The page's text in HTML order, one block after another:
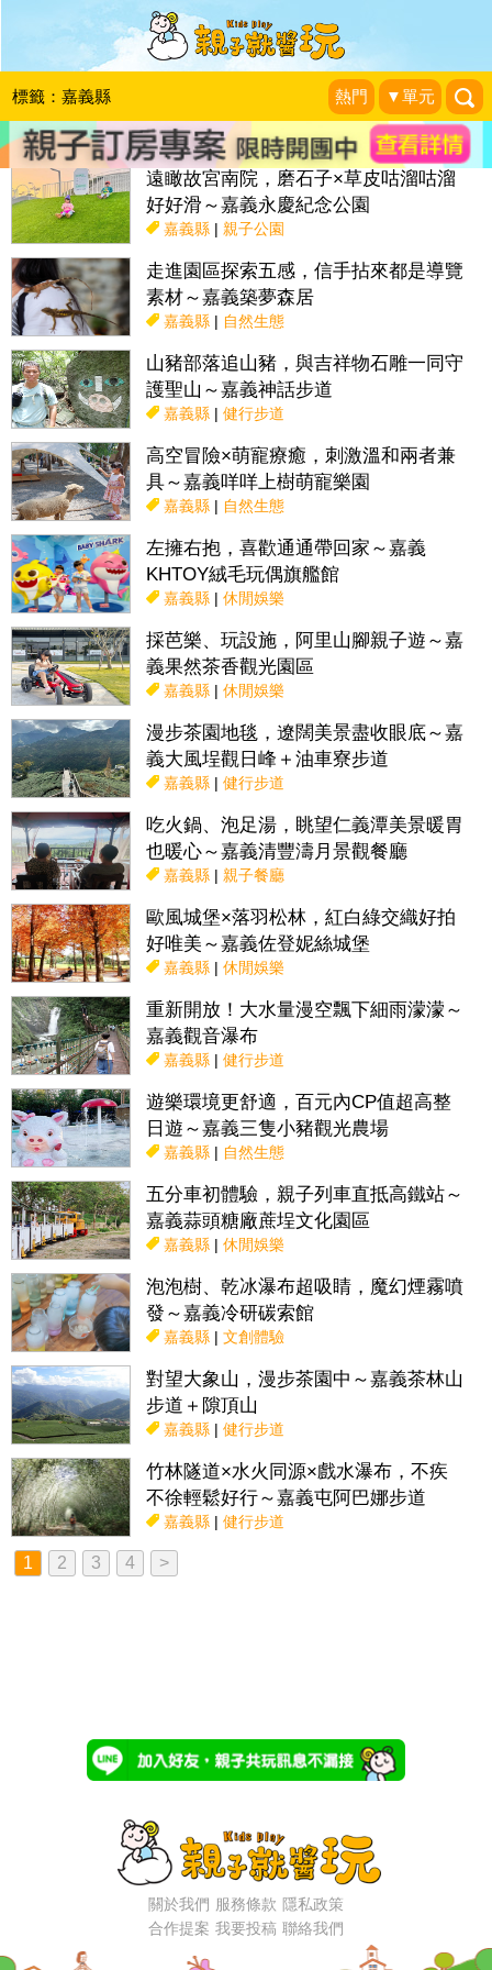
標籤：嘉義縣 熱門 ▼單元
搜尋目前位置》
話題： 親子活動＆展覽 親子餐廳 特色國小 親子露營地
遠瞰故宮南院，磨石子×草皮咕溜咕溜
好好滑～嘉義永慶紀念公園
嘉義縣| 親子公園
走進園區探索五感，信手拈來都是導覽
素材～嘉義築夢森居
嘉義縣| 自然生態
山豬部落追山豬，與吉祥物石雕一同守
護聖山～嘉義神話步道
嘉義縣| 健行步道
高空冒險×萌寵療癒，刺激溫和兩者兼
具～嘉義咩咩上樹萌寵樂園
嘉義縣| 自然生態
左擁右抱，喜歡通通帶回家～嘉義
KHTOY絨毛玩偶旗艦館
嘉義縣| 休閒娛樂
採芭樂、玩設施，阿里山腳親子遊～嘉
義果然茶香觀光園區
嘉義縣| 休閒娛樂
漫步茶園地毯，遼闊美景盡收眼底～嘉
義大風埕觀日峰＋油車寮步道
嘉義縣| 健行步道
吃火鍋、泡足湯，眺望仁義潭美景暖胃
也暖心～嘉義清豐濤月景觀餐廳
嘉義縣| 親子餐廳
歐風城堡×落羽松林，紅白綠交織好拍
好唯美～嘉義佐登妮絲城堡
嘉義縣| 休閒娛樂
重新開放！大水量漫空飄下細雨濛濛～
嘉義觀音瀑布
嘉義縣| 健行步道
遊樂環境更舒適，百元內CP值超高整
日遊～嘉義三隻小豬觀光農場
嘉義縣| 自然生態
五分車初體驗，親子列車直抵高鐵站～
嘉義蒜頭糖廠蔗埕文化園區
嘉義縣| 休閒娛樂
泡泡樹、乾冰瀑布超吸睛，魔幻煙霧噴
發～嘉義冷研碳索館
嘉義縣| 文創體驗
對望大象山，漫步茶園中～嘉義茶林山
步道＋隙頂山
嘉義縣| 健行步道
竹林隧道×水火同源×戲水瀑布，不疾
不徐輕鬆好行～嘉義屯阿巴娜步道
嘉義縣| 健行步道
1 2 3 4 >
關於我們 服務條款 隱私政策
合作提案 我要投稿 聯絡我們